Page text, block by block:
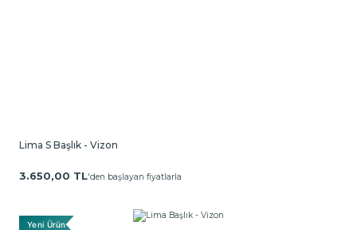
Lima S Başlık - Vizon
3.650,00 TL'den başlayan fiyatlarla
Yeni Ürün